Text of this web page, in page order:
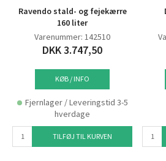
Ravendo stald- og fejekærre
160 liter
Varenummer: 142510
DKK 3.747,50
KØB / INFO
Fjernlager / Leveringstid 3-5
hverdage
TILFØJ TIL KURVEN